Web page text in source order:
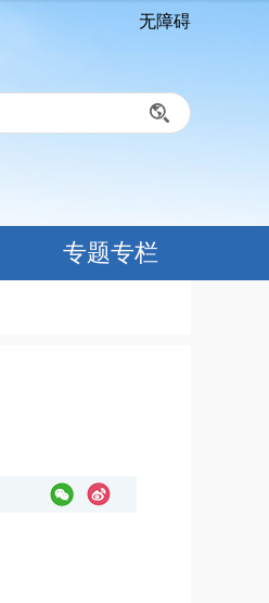
无障碍
专题专栏